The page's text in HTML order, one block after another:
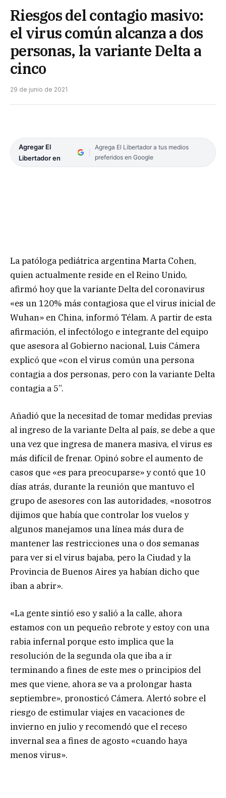
Riesgos del contagio masivo:
el virus común alcanza a dos
personas, la variante Delta a
cinco
29 de junio de 2021
Agregar El
Libertador en
Agrega El Libertador a tus medios
preferidos en Google
La patóloga pediátrica argentina Marta Cohen,
quien actualmente reside en el Reino Unido,
afirmó hoy que la variante Delta del coronavirus
«es un 120% más contagiosa que el virus inicial de
Wuhan» en China, informó Télam. A partir de esta
afirmación, el infectólogo e integrante del equipo
que asesora al Gobierno nacional, Luis Cámera
explicó que «con el virus común una persona
contagia a dos personas, pero con la variante Delta
contagia a 5”.
Añadió que la necesitad de tomar medidas previas
al ingreso de la variante Delta al país, se debe a que
una vez que ingresa de manera masiva, el virus es
más difícil de frenar. Opinó sobre el aumento de
casos que «es para preocuparse» y contó que 10
días atrás, durante la reunión que mantuvo el
grupo de asesores con las autoridades, «nosotros
dijimos que había que controlar los vuelos y
algunos manejamos una línea más dura de
mantener las restricciones una o dos semanas
para ver si el virus bajaba, pero la Ciudad y la
Provincia de Buenos Aires ya habían dicho que
iban a abrir».
«La gente sintió eso y salió a la calle, ahora
estamos con un pequeño rebrote y estoy con una
rabia infernal porque esto implica que la
resolución de la segunda ola que iba a ir
terminando a fines de este mes o principios del
mes que viene, ahora se va a prolongar hasta
septiembre», pronosticó Cámera. Alertó sobre el
riesgo de estimular viajes en vacaciones de
invierno en julio y recomendó que el receso
invernal sea a fines de agosto «cuando haya
menos virus».